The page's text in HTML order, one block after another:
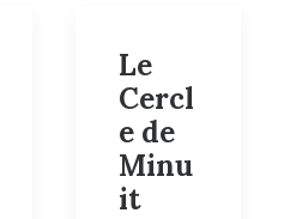
Le
Cercl
e de
Minu
it